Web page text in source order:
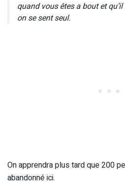
quand vous êtes a bout et
on se sent seul.
On apprendra plus tard que 200
abandonné ici.